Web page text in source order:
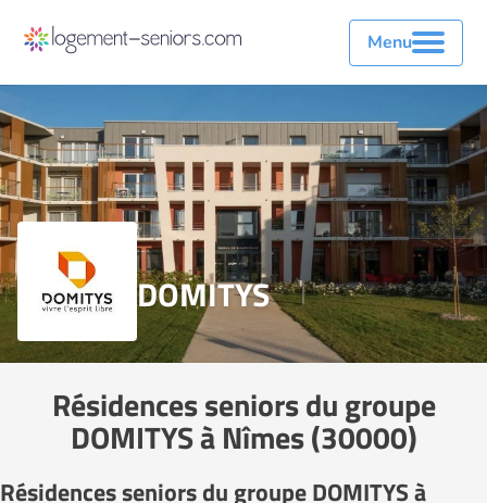
Menu
DOMITYS
Résidences seniors du groupe
DOMITYS à Nîmes (30000)
Résidences seniors du groupe DOMITYS à